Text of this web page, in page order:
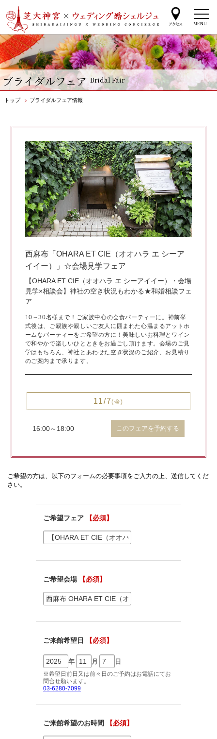
ブライダルフェア Bridal Fair
MENU
トップ > ブライダルフェア情報
西麻布「OHARA ET CIE（オオハラ エ シーア
イイー）」☆会場見学フェア
【OHARA ET CIE（オオハラ エ シーアイイー）・会場
見学×相談会】神社の空き状況もわかる★和婚相談フェ
ア
10～30名様まで！ご家族中心の会食パーティーに。神前挙
式後は、ご親族や親しいご友人に囲まれた心温まるアットホ
ームなパーティーをご希望の方に！美味しいお料理とワイン
で和やかで楽しいひとときをお過ごし頂けます。会場のご見
学はもちろん、神社とあわせた空き状況のご紹介、お見積り
のご案内まで承ります。
11/7(金)
16:00～18:00 このフェアを予約する